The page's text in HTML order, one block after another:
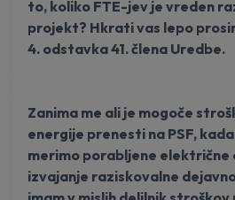
to, koliko FTE-jev je vreden
projekt? Hkrati vas lepo
4. odstavka 41. člena Uredbe.
Zanima me ali je mogoče
energije prenesti na PSF,
merimo porabljene električne
izvajanje raziskovalne